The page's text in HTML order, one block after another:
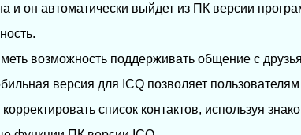
и он автоматически выйдет из ПК версии
возможность поддерживать общение с
версия для ICQ позволяет
корректировать список контактов, используя